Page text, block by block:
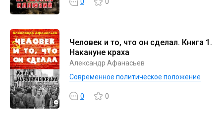
Человек и то, что он сделал. Книга 1.
Накануне краха
Александр Афанасьев
Современное политическое положение
0 0